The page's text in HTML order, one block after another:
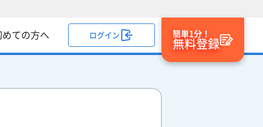
めての方へ ログイン 簡単1分！
無料登録